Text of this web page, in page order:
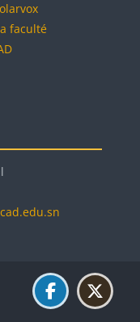
faculté